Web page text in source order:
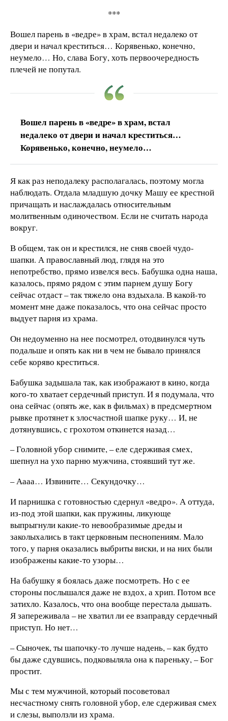
***
Вошел парень в «ведре» в храм, встал недалеко от
двери и начал креститься… Корявенько, конечно,
неумело… Но, слава Богу, хоть первоочередность
плечей не попутал.
Вошел парень в «ведре» в храм, встал
недалеко от двери и начал креститься…
Корявенько, конечно, неумело…
Я как раз неподалеку располагалась, поэтому могла
наблюдать. Отдала младшую дочку Машу ее крестной
причащать и наслаждалась относительным
молитвенным одиночеством. Если не считать народа
вокруг.
В общем, так он и крестился, не сняв своей чудо-
шапки. А православный люд, глядя на это
непотребство, прямо извелся весь. Бабушка одна наша,
казалось, прямо рядом с этим парнем душу Богу
сейчас отдаст – так тяжело она вздыхала. В какой-то
момент мне даже показалось, что она сейчас просто
выдует парня из храма.
Он недоуменно на нее посмотрел, отодвинулся чуть
подальше и опять как ни в чем не бывало принялся
себе коряво креститься.
Бабушка задышала так, как изображают в кино, когда
кого-то хватает сердечный приступ. И я подумала, что
она сейчас (опять же, как в фильмах) в предсмертном
рывке протянет к злосчастной шапке руку… И, не
дотянувшись, с грохотом откинется назад…
– Головной убор снимите, – еле сдерживая смех,
шепнул на ухо парню мужчина, стоявший тут же.
– Аааа… Извините… Секундочку…
И парнишка с готовностью сдернул «ведро». А оттуда,
из-под этой шапки, как пружины, ликующе
выпрыгнули какие-то невообразимые дреды и
заколыхались в такт церковным песнопениям. Мало
того, у парня оказались выбриты виски, и на них были
изображены какие-то узоры…
На бабушку я боялась даже посмотреть. Но с ее
стороны послышался даже не вздох, а хрип. Потом все
затихло. Казалось, что она вообще перестала дышать.
Я запереживала – не хватил ли ее взаправду сердечный
приступ. Но нет…
– Сыночек, ты шапочку-то лучше надень, – как будто
бы даже сдувшись, подковыляла она к пареньку, – Бог
простит.
Мы с тем мужчиной, который посоветовал
несчастному снять головной убор, еле сдерживая смех
и слезы, выползли из храма.